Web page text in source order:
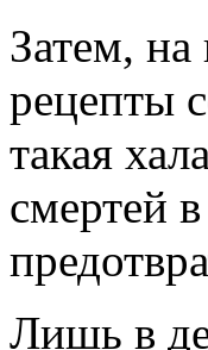
Затем,
рецепты
такая
смертей
Лишь в